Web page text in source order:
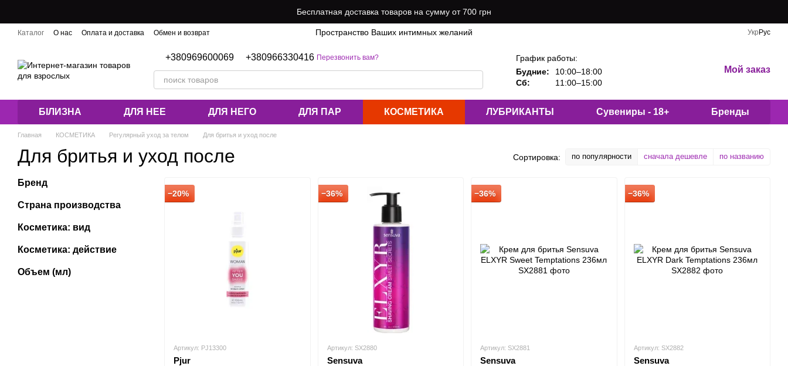
Бесплатная доставка товаров на сумму от 700 грн
Каталог О нас Оплата и доставка
Обмен и возврат
Пространство Ваших интимных желаний Укр Рус
+380969600069 +380966330416 Перезвонить вам?
График работы:
Будние:
10:00–18:00
Сб:
11:00–15:00
Мой заказ
БІЛИЗНА ДЛЯ НЕЕ ДЛЯ НЕГО ДЛЯ ПАР КОСМЕТИКА ЛУБРИКАНТЫ Сувениры - 18+ Бренды
Главная КОСМЕТИКА Регулярный уход за телом Для бритья и уход после
Для бритья и уход после Сортировка: по популярности сначала дешевле по названию
−20%
Артикул: PJ13300
Pjur
−36%
Артикул: SX2880
Sensuva
−36%
Артикул: SX2881
Sensuva
−36%
Артикул: SX2882
Sensuva
Бренд
Страна производства
Косметика: вид
Косметика: действие
Объем (мл)